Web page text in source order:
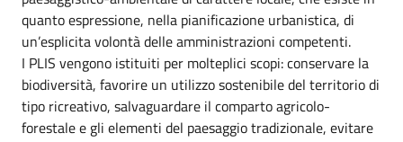
quanto espressione, nella pianificazione urbanistica, di
un’esplicita volontà delle amministrazioni competenti.
I PLIS vengono istituiti per molteplici scopi: conservare la
biodiversità, favorire un utilizzo sostenibile del territorio di
tipo ricreativo, salvaguardare il comparto agricolo-
forestale e gli elementi del paesaggio tradizionale, evitare